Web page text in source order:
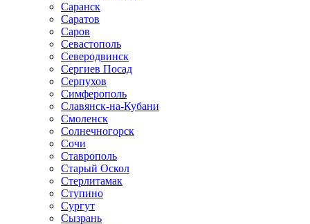
Саранск
Саратов
Саров
Севастополь
Северодвинск
Сергиев Посад
Серпухов
Симферополь
Славянск-на-Кубани
Смоленск
Солнечногорск
Сочи
Ставрополь
Старый Оскол
Стерлитамак
Ступино
Сургут
Сызрань